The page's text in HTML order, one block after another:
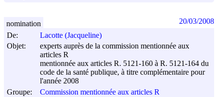
De:
Lacotte (Jacqueline)
Objet:
experts auprès de la commission mentionnée aux
articles R
mentionnée aux articles R. 5121-160 à R. 5121-164 du
code de la santé publique, à titre complémentaire pour
l'année 2008
Groupe:
Commission mentionnée aux articles R
nomination 20/03/2008